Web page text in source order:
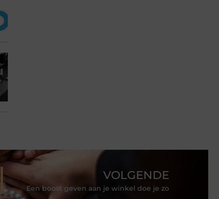
VOLGENDE
Een boost geven aan je winkel doe je zo